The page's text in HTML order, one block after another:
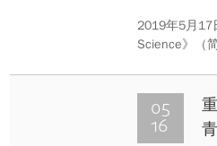
2019年5月17
Science》（
NMS顾问、
外约30位期
05
16